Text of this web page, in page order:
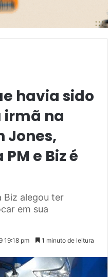
havia sido
irmã na
Jones,
e Biz é
Biz alegou ter
em sua
19:18 pm 1 minuto de leitura